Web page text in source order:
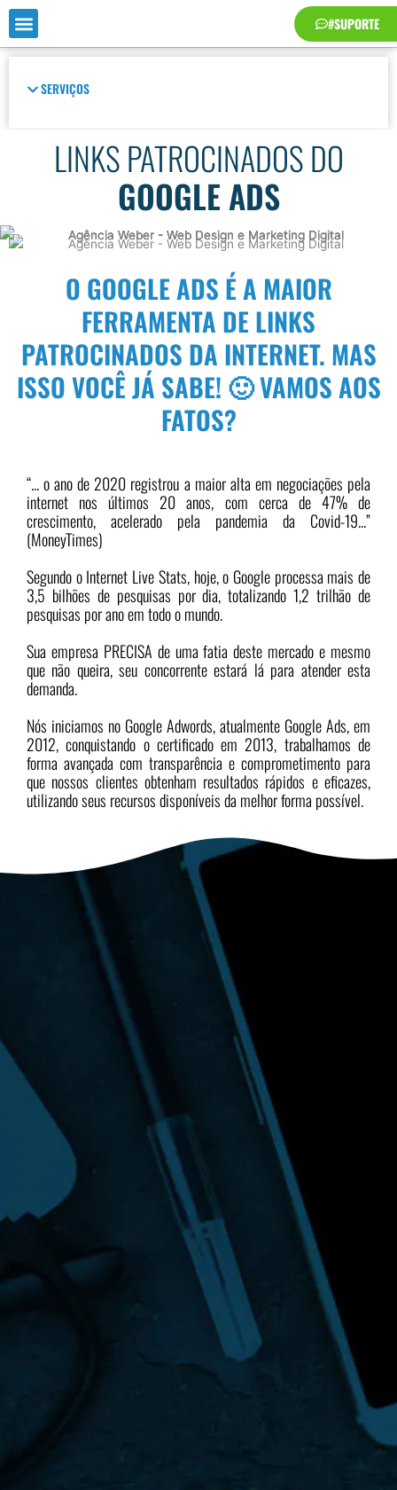
para
o
#SUPORTE
SERVIÇOS
LINKS PATROCINADOS DO
GOOGLE ADS
O GOOGLE ADS É A MAIOR
FERRAMENTA DE LINKS
PATROCINADOS DA INTERNET. MAS
ISSO VOCÊ JÁ SABE! 🙂 VAMOS AOS
FATOS?
“... o ano de 2020 registrou a maior alta em negociações pela
internet nos últimos 20 anos, com cerca de 47% de
crescimento, acelerado pela pandemia da Covid-19...”
(MoneyTimes)
Segundo o Internet Live Stats, hoje, o Google processa mais de
3,5 bilhões de pesquisas por dia, totalizando 1,2 trilhão de
pesquisas por ano em todo o mundo.
Sua empresa PRECISA de uma fatia deste mercado e mesmo
que não queira, seu concorrente estará lá para atender esta
demanda.
Nós iniciamos no Google Adwords, atualmente Google Ads, em
2012, conquistando o certificado em 2013, trabalhamos de
forma avançada com transparência e comprometimento para
que nossos clientes obtenham resultados rápidos e eficazes,
utilizando seus recursos disponíveis da melhor forma possível.